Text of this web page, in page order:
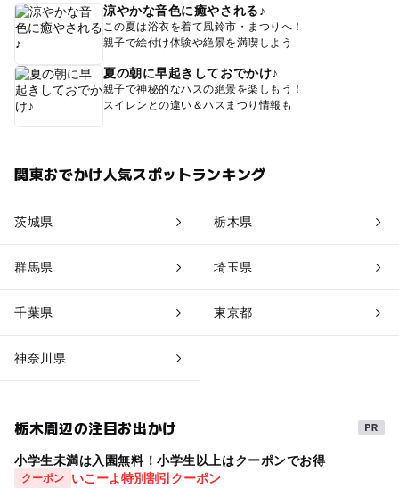
涼やかな音色に癒やされる♪
この夏は浴衣を着て風鈴市・まつりへ！
親子で絵付け体験や絶景を満喫しよう
夏の朝に早起きしておでかけ♪
親子で神秘的なハスの絶景を楽しもう！
スイレンとの違い＆ハスまつり情報も
関東おでかけ人気スポットランキング
茨城県 栃木県
群馬県 埼玉県
千葉県 東京都
神奈川県
栃木周辺の注目お出かけ
小学生未満は入園無料！小学生以上はクーポンでお得
クーポン
いこーよ特別割引クーポン